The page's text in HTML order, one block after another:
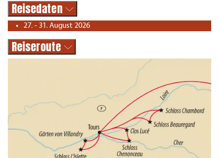
Reisedaten
27. - 31. August 2026
Reiseroute